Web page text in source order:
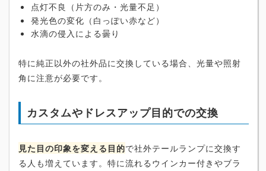
点灯不良（片方のみ・光量不足）
発光色の変化（白っぽい赤など）
水滴の侵入による曇り
特に純正以外の社外品に交換している場合、光量や照射
角に注意が必要です。
カスタムやドレスアップ目的での交換
見た目の印象を変える目的で社外テールランプに交換す
る人も増えています。特に流れるウインカー付きやブラ